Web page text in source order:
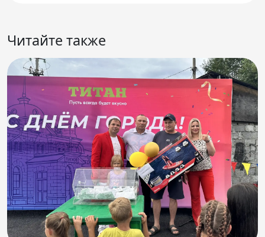
Читайте также